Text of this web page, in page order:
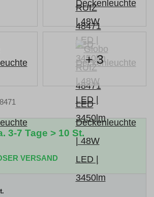
+ 3
3-7 Tage > 10 St.
VERSAND